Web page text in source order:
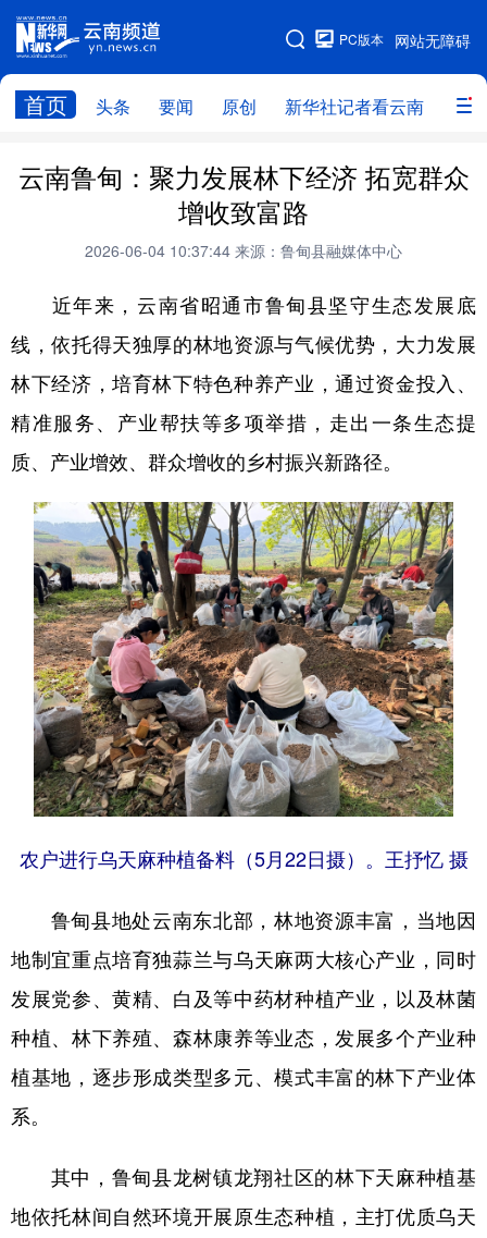
网站无障碍
PC版本
首页 头条 要闻 原创 新华社记者看云南 政务
网站地图
头条 云南要闻 本网原创
政务
廉政 云南省领导报道集 旅游
教育
州市
社会
图片
经济 服务 云南故事
云南青年说 趣看文物
云南鲁甸：聚力发展林下经济 拓宽群众
增收致富路
2026-06-04 10:37:44 来源：鲁甸县融媒体中心
近年来，云南省昭通市鲁甸县坚守生态发展底
线，依托得天独厚的林地资源与气候优势，大力发展
林下经济，培育林下特色种养产业，通过资金投入、
精准服务、产业帮扶等多项举措，走出一条生态提
质、产业增效、群众增收的乡村振兴新路径。
农户进行乌天麻种植备料（5月22日摄）。王抒忆 摄
鲁甸县地处云南东北部，林地资源丰富，当地因
地制宜重点培育独蒜兰与乌天麻两大核心产业，同时
发展党参、黄精、白及等中药材种植产业，以及林菌
种植、林下养殖、森林康养等业态，发展多个产业种
植基地，逐步形成类型多元、模式丰富的林下产业体
系。
其中，鲁甸县龙树镇龙翔社区的林下天麻种植基
地依托林间自然环境开展原生态种植，主打优质乌天